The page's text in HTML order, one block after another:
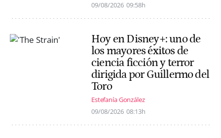
09/08/2026 09:58h
Hoy en Disney+: uno de
los mayores éxitos de
ciencia ficción y terror
dirigida por Guillermo del
Toro
Estefanía González
09/08/2026 08:13h